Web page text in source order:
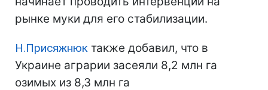
рынке муки для его стабилизации.
Н.Присяжнюк также добавил, что в
Украине аграрии засеяли 8,2 млн га
озимых из 8,3 млн га